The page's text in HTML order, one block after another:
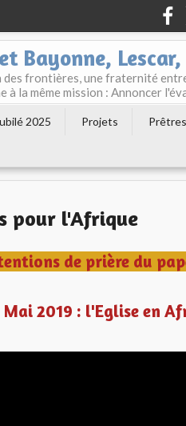
Bayonne,
frontières, une fraternité
la même mission : Annoncer
2025 Projets
pour l'Afrique
de prière du
Mai 2019 : l'Eglise en